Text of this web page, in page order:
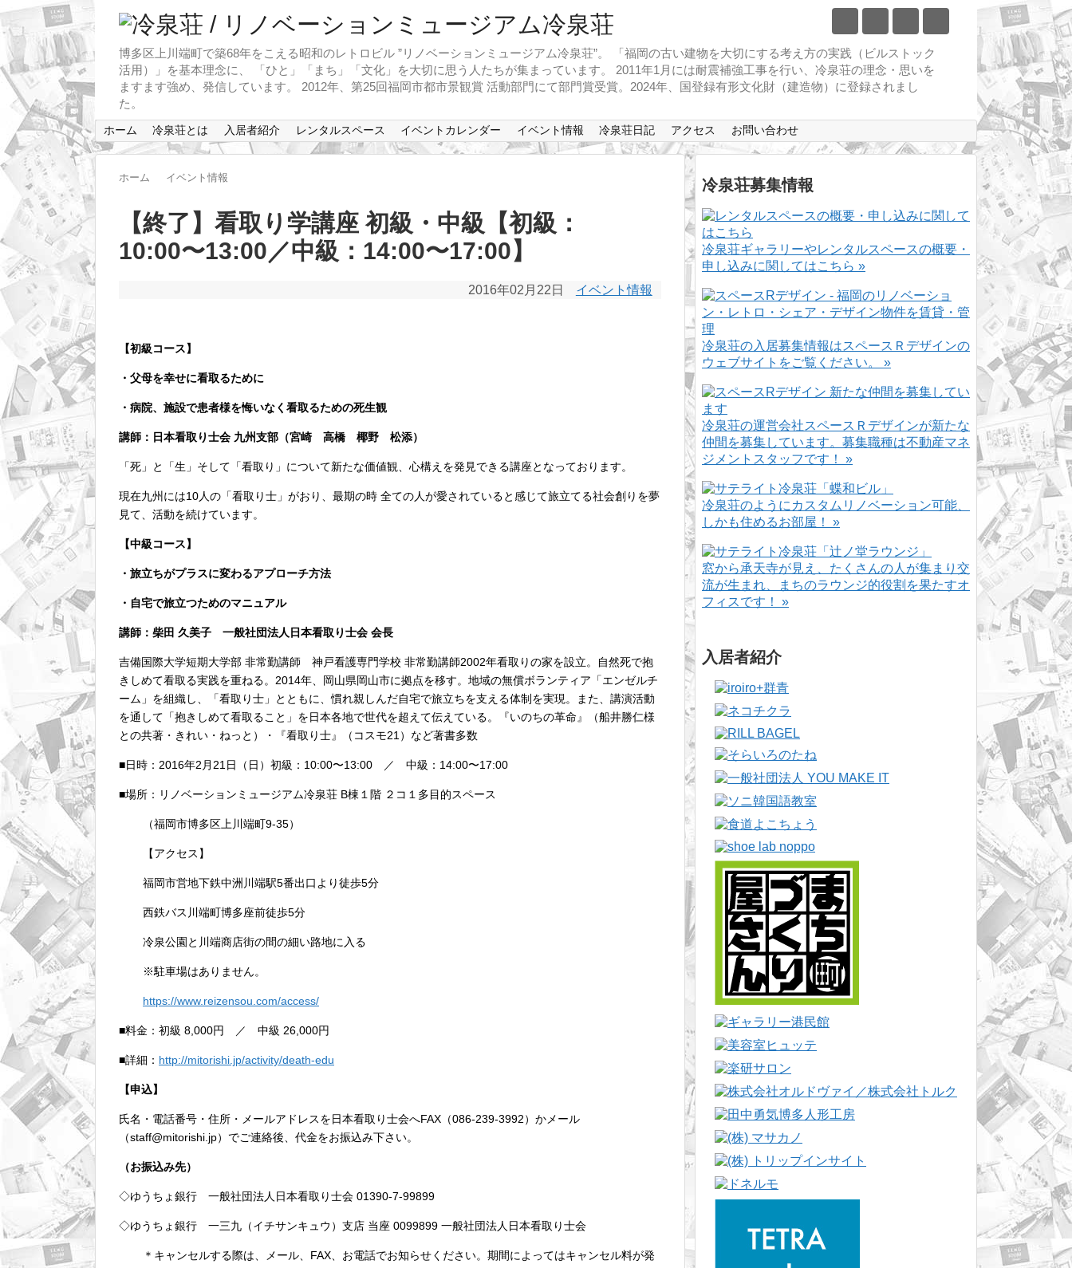
博多区上川端町で築68年をこえる昭和のレトロビル ”リノベーションミュージアム冷泉荘”。 「福岡の古い建物を大切にする考え方の実践（ビルストック
活用）」を基本理念に、 「ひと」「まち」「文化」を大切に思う人たちが集まっています。 2011年1月には耐震補強工事を行い、冷泉荘の理念・思いを
ますます強め、発信しています。 2012年、第25回福岡市都市景観賞 活動部門にて部門賞受賞。2024年、国登録有形文化財（建造物）に登録されまし
た。
ホーム 冷泉荘とは 入居者紹介 レンタルスペース イベントカレンダー イベント情報 冷泉荘日記 アクセス お問い合わせ
ホーム イベント情報
【終了】看取り学講座 初級・中級【初級：
10:00〜13:00／中級：14:00〜17:00】
2016年02月22日 イベント情報
【初級コース】
・父母を幸せに看取るために
・病院、施設で患者様を悔いなく看取るための死生観
講師：日本看取り士会 九州支部（宮崎 高橋 椰野 松添）
「死」と「生」そして「看取り」について新たな価値観、心構えを発見できる講座となっております。
現在九州には10人の「看取り士」がおり、最期の時 全ての人が愛されていると感じて旅立てる社会創りを夢
見て、活動を続けています。
【中級コース】
・旅立ちがプラスに変わるアプローチ方法
・自宅で旅立つためのマニュアル
講師：柴田 久美子 一般社団法人日本看取り士会 会長
吉備国際大学短期大学部 非常勤講師 神戸看護専門学校 非常勤講師2002年看取りの家を設立。自然死で抱
きしめて看取る実践を重ねる。2014年、岡山県岡山市に拠点を移す。地域の無償ボランティア「エンゼルチ
ーム」を組織し、「看取り士」とともに、慣れ親しんだ自宅で旅立ちを支える体制を実現。また、講演活動
を通して「抱きしめて看取ること」を日本各地で世代を超えて伝えている。『いのちの革命』（船井勝仁様
との共著・きれい・ねっと）・『看取り士』（コスモ21）など著書多数
■日時：2016年2月21日（日）初級：10:00〜13:00 ／ 中級：14:00〜17:00
■場所：リノベーションミュージアム冷泉荘 B棟１階 ２コ１多目的スペース
（福岡市博多区上川端町9-35）
【アクセス】
福岡市営地下鉄中洲川端駅5番出口より徒歩5分
西鉄バス川端町博多座前徒歩5分
冷泉公園と川端商店街の間の細い路地に入る
※駐車場はありません。
https://www.reizensou.com/access/
■料金：初級 8,000円 ／ 中級 26,000円
■詳細： http://mitorishi.jp/activity/death-edu
【申込】
氏名・電話番号・住所・メールアドレスを日本看取り士会へFAX（086-239-3992）かメール
（staff@mitorishi.jp）でご連絡後、代金をお振込み下さい。
（お振込み先）
◇ゆうちょ銀行 一般社団法人日本看取り士会 01390-7-99899
◇ゆうちょ銀行 一三九（イチサンキュウ）支店 当座 0099899 一般社団法人日本看取り士会
＊キャンセルする際は、メール、FAX、お電話でお知らせください。期間によってはキャンセル料が発
冷泉荘募集情報
冷泉荘ギャラリーやレンタルスペースの概要・
申し込みに関してはこちら »
冷泉荘の入居募集情報はスペースＲデザインの
ウェブサイトをご覧ください。 »
冷泉荘の運営会社スペースＲデザインが新たな
仲間を募集しています。募集職種は不動産マネ
ジメントスタッフです！ »
冷泉荘のようにカスタムリノベーション可能、
しかも住めるお部屋！ »
窓から承天寺が見え、たくさんの人が集まり交
流が生まれ、まちのラウンジ的役割を果たすオ
フィスです！ »
入居者紹介